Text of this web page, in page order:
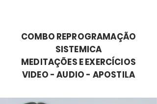
COMBO REPROGRAMAÇÃO
SISTEMICA
MEDITAÇÕES E EXERCÍCIOS
VIDEO - AUDIO - APOSTILA